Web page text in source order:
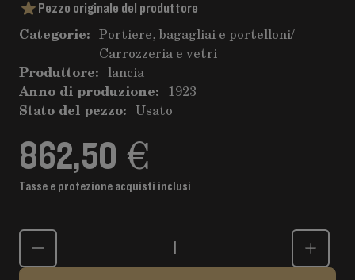
Pezzo originale del produttore
Categorie: Portiere, bagagliai e portelloni/
Carrozzeria e vetri
Produttore: lancia
Anno di produzione: 1923
Stato del pezzo: Usato
862,50 €
Tasse e protezione acquisti inclusi
Quantità